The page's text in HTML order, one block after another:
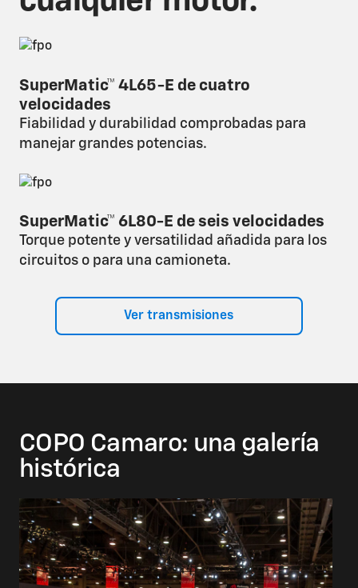
SuperMatic™ 4L65-E de cuatro
velocidades
Fiabilidad y durabilidad comprobadas para
manejar grandes potencias.
SuperMatic™ 6L80-E de seis velocidades
Torque potente y versatilidad añadida para los
circuitos o para una camioneta.
Ver transmisiones
COPO Camaro: una galería
histórica